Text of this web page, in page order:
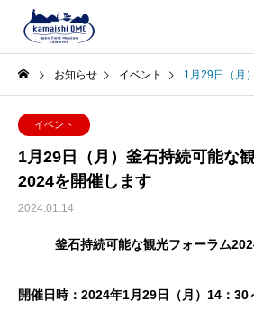
お知らせ イベント 1月29日（月）釜石持
イベント
1月29日（月）釜石持続可能な
2024を開催します
2024.01.14
釜石持続可能な観光フォーラム
開催日時：2024年1月29日（月）14：30